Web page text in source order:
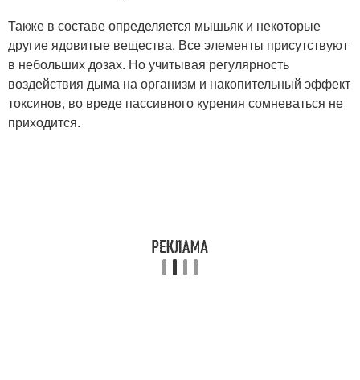
Также в составе определяется мышьяк и некоторые
другие ядовитые вещества. Все элементы присутствуют
в небольших дозах. Но учитывая регулярность
воздействия дыма на организм и накопительный эффект
токсинов, во вреде пассивного курения сомневаться не
приходится.